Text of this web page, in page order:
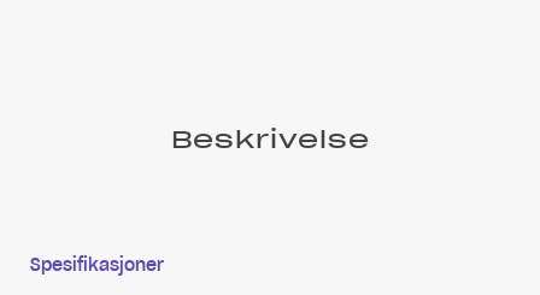
Beskrivelse
Spesifikasjoner